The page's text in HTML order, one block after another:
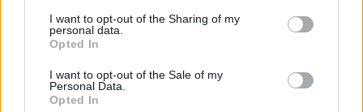
not limited to your visit or usage behaviour. You may click to
grant or deny consent to Google and its third-party tags to
use your data for below specified purposes in below Google
consent section.
I want to opt-out of the Sharing of my
personal data.
Opted In
I want to opt-out of the Sale of my
Personal Data.
Opted In
Nisibori szerint a zenemű, amely a semmiből
született meg negyedóra alatt az újságírók
előtt, kevésbé intuitív számítógépes
szoftverrel megalkotva több napi munkát
igényelt volna.